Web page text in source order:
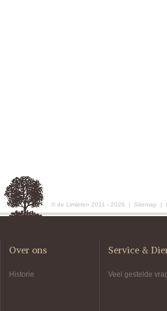
© de Limieten 2011 - 2026 | Sitemap |
Over ons
Historie
Service &
Veel gestelde